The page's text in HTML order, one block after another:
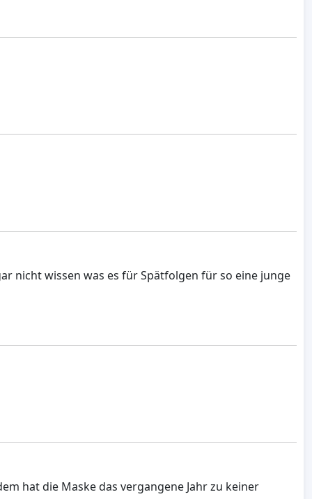
nicht wissen was es für Spätfolgen für so eine junge
hat die Maske das vergangene Jahr zu keiner